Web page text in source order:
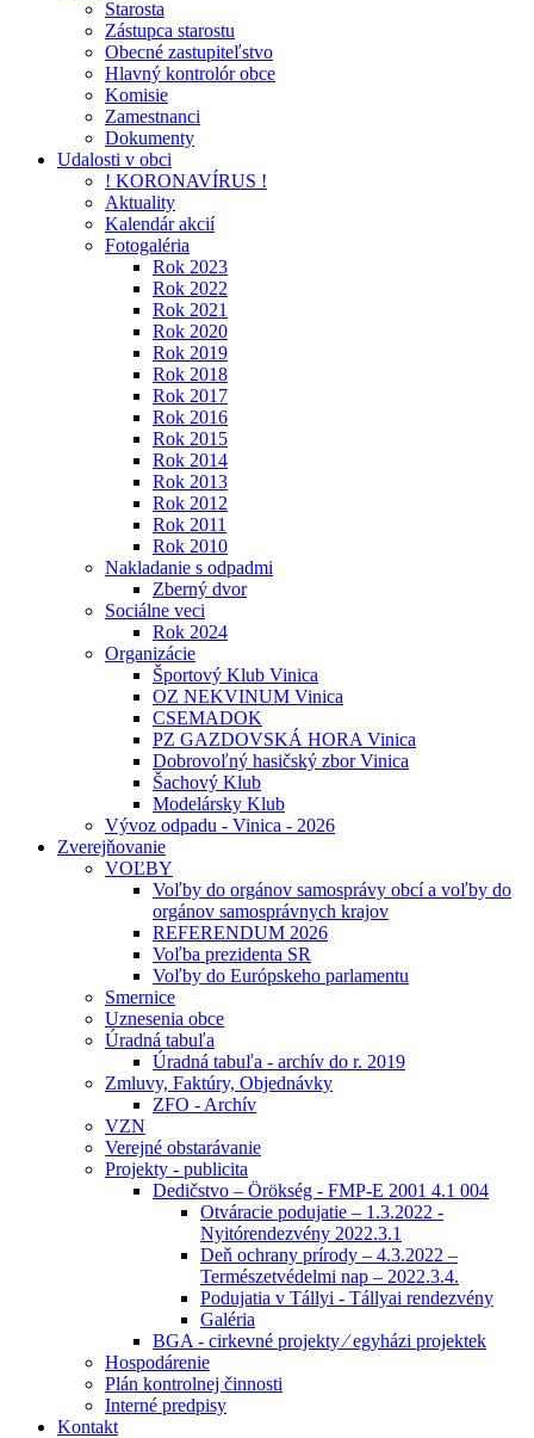
Starosta
Zástupca starostu
Obecné zastupiteľstvo
Hlavný kontrolór obce
Komisie
Zamestnanci
Dokumenty
Udalosti v obci
! KORONAVÍRUS !
Aktuality
Kalendár akcií
Fotogaléria
Rok 2023
Rok 2022
Rok 2021
Rok 2020
Rok 2019
Rok 2018
Rok 2017
Rok 2016
Rok 2015
Rok 2014
Rok 2013
Rok 2012
Rok 2011
Rok 2010
Nakladanie s odpadmi
Zberný dvor
Sociálne veci
Rok 2024
Organizácie
Športový Klub Vinica
OZ NEKVINUM Vinica
CSEMADOK
PZ GAZDOVSKÁ HORA Vinica
Dobrovoľný hasičský zbor Vinica
Šachový Klub
Modelársky Klub
Vývoz odpadu - Vinica - 2026
Zverejňovanie
VOĽBY
Voľby do orgánov samosprávy obcí a voľby do
orgánov samosprávnych krajov
REFERENDUM 2026
Voľba prezidenta SR
Voľby do Európskeho parlamentu
Smernice
Uznesenia obce
Úradná tabuľa
Úradná tabuľa - archív do r. 2019
Zmluvy, Faktúry, Objednávky
ZFO - Archív
VZN
Verejné obstarávanie
Projekty - publicita
Dedičstvo – Örökség - FMP-E 2001 4.1 004
Otváracie podujatie – 1.3.2022 -
Nyitórendezvény 2022.3.1
Deň ochrany prírody – 4.3.2022 –
Természetvédelmi nap – 2022.3.4.
Podujatia v Tállyi - Tállyai rendezvény
Galéria
BGA - cirkevné projekty ⁄ egyházi projektek
Hospodárenie
Plán kontrolnej činnosti
Interné predpisy
Kontakt